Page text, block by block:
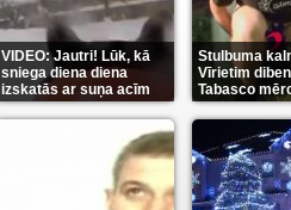
VIDEO: Jautri! Lūk, kā
sniega diena diena
izskatās ar suņa acīm
(6)
Stulbuma
Vīrietim
Tabasco
(7)